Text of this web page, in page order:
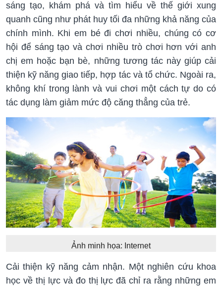
sáng tạo, khám phá và tìm hiểu về thế giới xung
quanh cũng như phát huy tối đa những khả năng của
chính mình. Khi em bé đi chơi nhiều, chúng có cơ
hội để sáng tạo và chơi nhiều trò chơi hơn với anh
chị em hoặc bạn bè, những tương tác này giúp cải
thiện kỹ năng giao tiếp, hợp tác và tổ chức. Ngoài ra,
không khí trong lành và vui chơi một cách tự do có
tác dụng làm giảm mức độ căng thẳng của trẻ.
Ảnh minh họa: Internet
Cải thiện kỹ năng cảm nhận. Một nghiên cứu khoa
học về thị lực và đo thị lực đã chỉ ra rằng những em